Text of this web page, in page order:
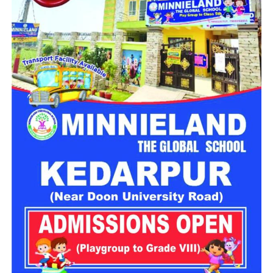
पूछताछ में ये बात सामने आई कि आरोपी अलग-अलग लोगों के सामने अपनी
पहचान बदलता था। कभी वो खुद को गृह मंत्रालय का अधिकारी बताता,
कभी रक्षा मंत्रालय से जुड़ा अफसर और कभी भारतीय सेना का वरिष्ठ
अधिकारी होने का दावा करता था।
देहरादून पुलिस ने किया गिरफ्तार
देहरादून पुलिस को ये भी जानकारी मिली है कि वो कई होटलों में ठहरने के
बाद भुगतान किए बिना चला जाता था और होटल कर्मचारियों व सुरक्षा
कर्मियों के साथ भी कथित तौर पर धोखाधड़ी करता था।